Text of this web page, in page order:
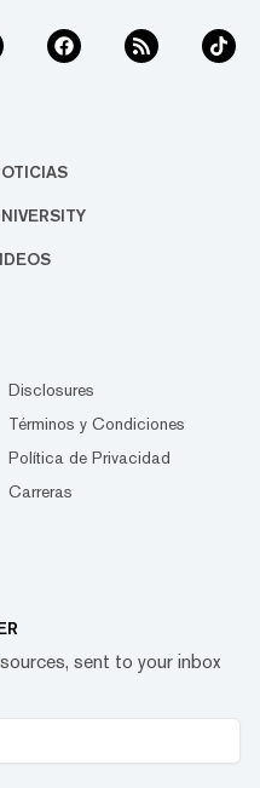
Disclosures
Términos y Condiciones
Política de Privacidad
Carreras
sent to your inbox